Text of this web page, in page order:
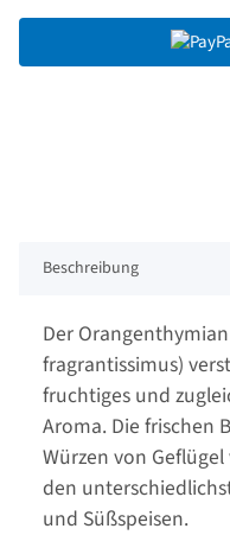
Beschreibung
Der
fragrantissimus)
fruchtiges und
Aroma. Die frischen
Würzen von
den
und Süßspeisen.